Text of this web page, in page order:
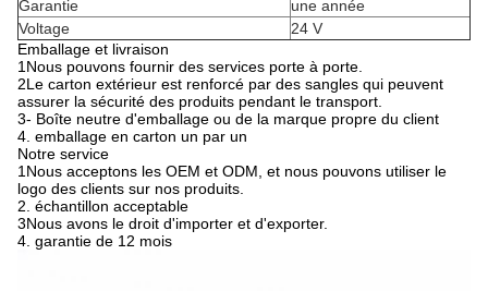
Garantie
une année
Voltage
24 V
Emballage et livraison
1Nous pouvons fournir des services porte à porte.
2Le carton extérieur est renforcé par des sangles qui peuvent
assurer la sécurité des produits pendant le transport.
3- Boîte neutre d'emballage ou de la marque propre du client
4. emballage en carton un par un
Notre service
1Nous acceptons les OEM et ODM, et nous pouvons utiliser le
logo des clients sur nos produits.
2. échantillon acceptable
3Nous avons le droit d'importer et d'exporter.
4. garantie de 12 mois